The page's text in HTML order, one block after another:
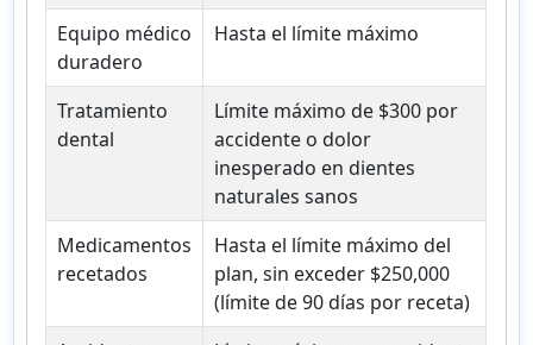
Equipo médico
duradero
Hasta el límite máximo
Tratamiento
dental
Límite máximo de $300 por
accidente o dolor
inesperado en dientes
naturales sanos
Medicamentos
recetados
Hasta el límite máximo del
plan, sin exceder $250,000
(límite de 90 días por receta)